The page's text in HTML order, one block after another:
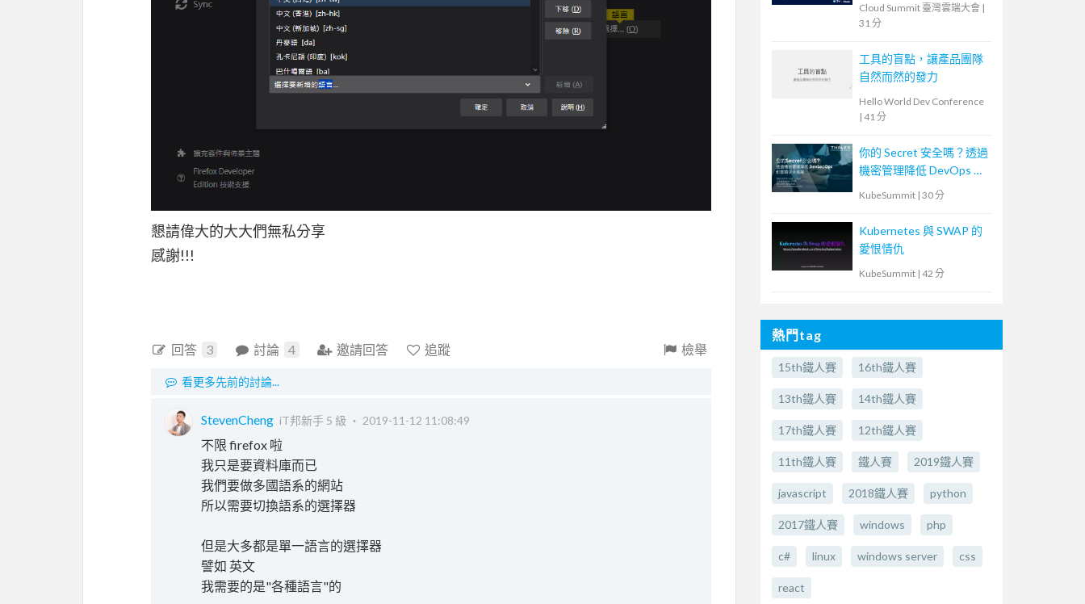
懇請偉大的大大們無私分享
感謝!!!
回答 3 討論 4 邀請回答 追蹤 檢舉
看更多先前的討論...
StevenCheng iT邦新手 5 級 ‧ 2019-11-12 11:08:49
不限 firefox 啦
我只是要資料庫而已
我們要做多國語系的網站
所以需要切換語系的選擇器
但是大多都是單一語言的選擇器
譬如 英文
我需要的是"各種語言"的
Cloud Summit 臺灣雲端大會 |
31 分
工具的盲點，讓產品團隊
自然而然的發力
Hello World Dev Conference
| 41 分
你的 Secret 安全嗎？透過
機密管理降低 DevOps 和
KubeSummit | 30 分
Kubernetes 與 SWAP 的
愛恨情仇
KubeSummit | 42 分
熱門tag
15th鐵人賽 16th鐵人賽
13th鐵人賽 14th鐵人賽
17th鐵人賽 12th鐵人賽
11th鐵人賽 鐵人賽 2019鐵人賽
javascript 2018鐵人賽 python
2017鐵人賽 windows php
c# linux windows server css
react